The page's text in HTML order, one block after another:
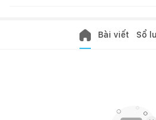
Bài viết Sổ